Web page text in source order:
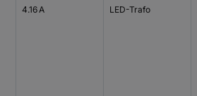
4.16 A LED-Trafo